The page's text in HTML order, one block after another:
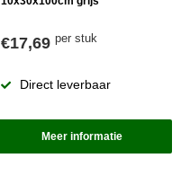
€17,69per stuk
Direct leverbaar
Meer informatie